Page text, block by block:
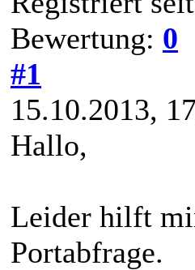
Bewertung: 0
#1
15.10.2013,
Hallo,
Leider hilft
Portabfrage.